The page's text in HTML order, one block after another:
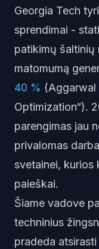
Georgia Tech
sprendimai -
patikimų šaltinių
matomumą
40 % (Aggarwal
Optimization“).
parengimas jau
privalomas
svetainei, kurios
paieškai.
Šiame vadove
techninius
pradeda